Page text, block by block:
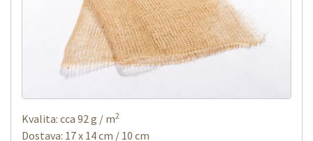
Kvalita: cca 92 g / m2
Dostava: 17 x 14 cm / 10 cm